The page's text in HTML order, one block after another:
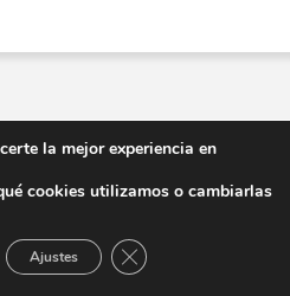
la mejor experiencia en
cookies utilizamos o cambiarlas
Ajustes Cerrar el banner de